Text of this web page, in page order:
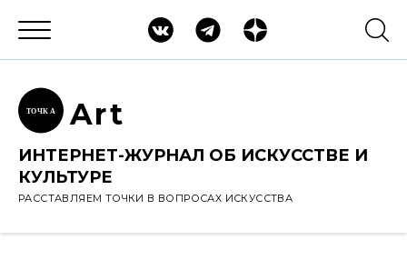
ТОЧК А Art
ИНТЕРНЕТ-ЖУРНАЛ ОБ ИСКУССТВЕ И
КУЛЬТУРЕ
РАССТАВЛЯЕМ ТОЧКИ В ВОПРОСАХ ИСКУССТВА